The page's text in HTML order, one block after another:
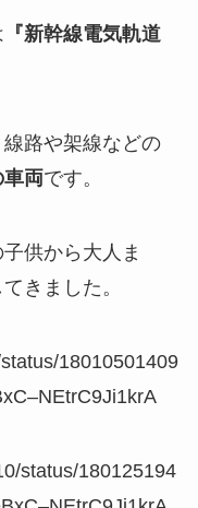
『新幹線電気軌道
路や架線などの
両です。
供から大人ま
きました。
18010501409
status/180125194